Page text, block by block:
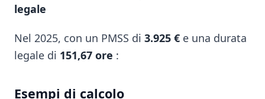
legale
Nel 2025, con un PMSS di 3.925 € e una durata
legale di 151,67 ore :
Esempi di calcolo